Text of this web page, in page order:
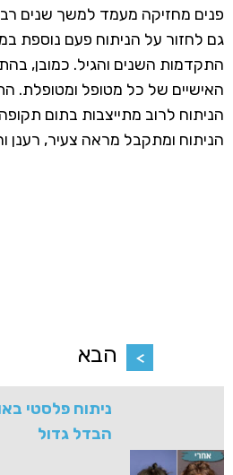
פנים מחזיקה מעמד למשך שנים
גם לחזור על הניתוח פעם נוספת
התקדמות השנים והגיל. כמובן,
האישיים של כל מטופל ומטופלת.
הניתוח ומתקבל מראה צעיר, רענן
הבא
ניתוח פלסטי
הבדל גדול